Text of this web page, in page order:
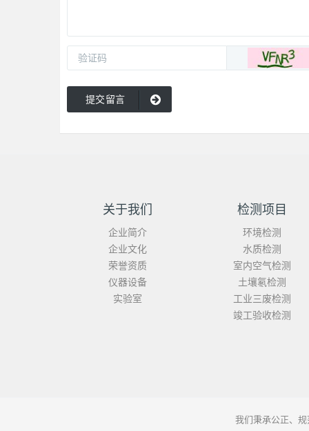
提交留言
关于我们
企业简介
企业文化
荣誉资质
仪器设备
实验室
检测项目
环境检测
水质检测
室内空气检测
土壤氡检测
工业三废检测
竣工验收检测
我们秉承公正、